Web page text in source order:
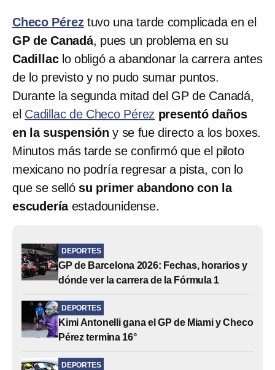
Checo Péreztuvo una tarde complicada en el
GP de Canadá, pues un problema en su
Cadillaclo obligó a abandonar la carrera antes
de lo previsto y no pudo sumar puntos.
Durante la segunda mitad del GP de Canadá,
el Cadillac de Checo Pérez presentó daños
en la suspensión y se fue directo a los boxes.
Minutos más tarde se confirmó que el piloto
mexicano no podría regresar a pista, con lo
que se sellósu primer abandono con la
escuderíaestadounidense.
DEPORTES
GP de Barcelona 2026: Fechas, horarios y
dónde ver la carrera de la Fórmula 1
DEPORTES
Kimi Antonelli gana el GP de Miami y Checo
Pérez termina 16°
DEPORTES